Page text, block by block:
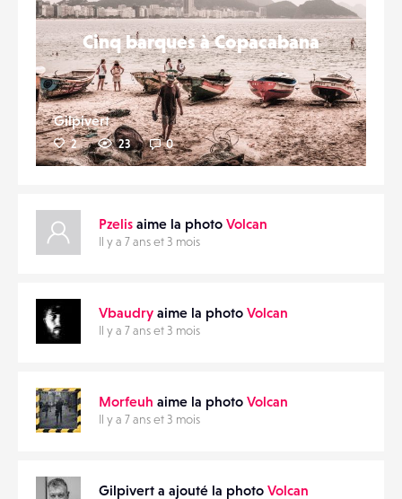
Cinq barques à Copacabana
Gilpivert
2 23 0
Pzelis aime la photo Volcan
Il y a 7 ans et 3 mois
Vbaudry aime la photo Volcan
Il y a 7 ans et 3 mois
Morfeuh aime la photo Volcan
Il y a 7 ans et 3 mois
Gilpivert a ajouté la photo Volcan